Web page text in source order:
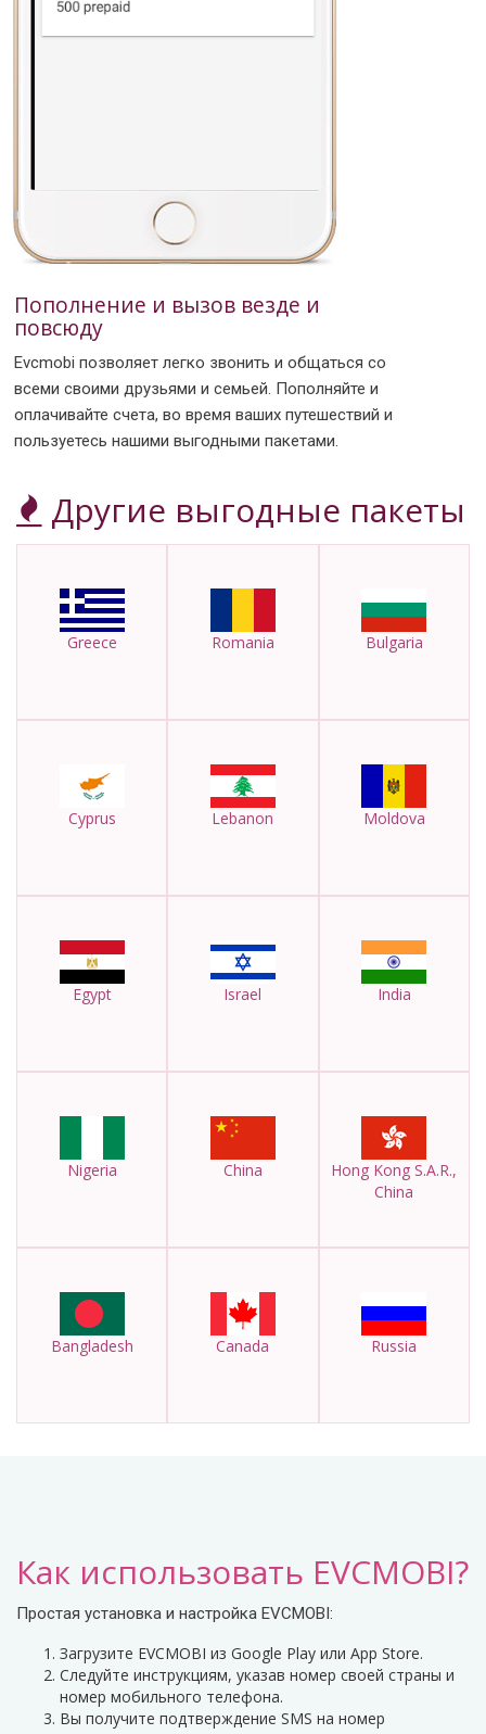
Пополнение и вызов везде и
повсюду
Evcmobi позволяет легко звонить и общаться со
всеми своими друзьями и семьей. Пополняйте и
оплачивайте счета, во время ваших путешествий и
пользуетесь нашими выгодными пакетами.
Другие выгодные пакеты
Greece Romania Bulgaria
Cyprus Lebanon Moldova
Egypt Israel India
Nigeria China
Hong Kong S.A.R.,
China
Bangladesh Canada Russia
Как использовать EVCMOBI?
Простая установка и настройка EVCMOBI:
Загрузите EVCMOBI из Google Play или App Store.
Следуйте инструкциям, указав номер своей страны и
номер мобильного телефона.
Вы получите подтверждение SMS на номер